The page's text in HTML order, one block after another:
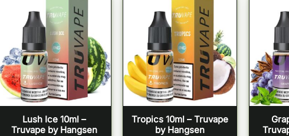
Lush Ice 10ml –
Truvape by Hangsen
Tropics 10ml – Truvape
by Hangsen